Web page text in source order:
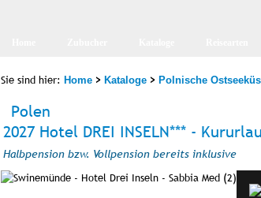
Sie sind hier: Home > Kataloge > Polnische
Polen
2027 Hotel DREI INSELN*** -
Halbpension bzw. Vollpension bereits inklusive